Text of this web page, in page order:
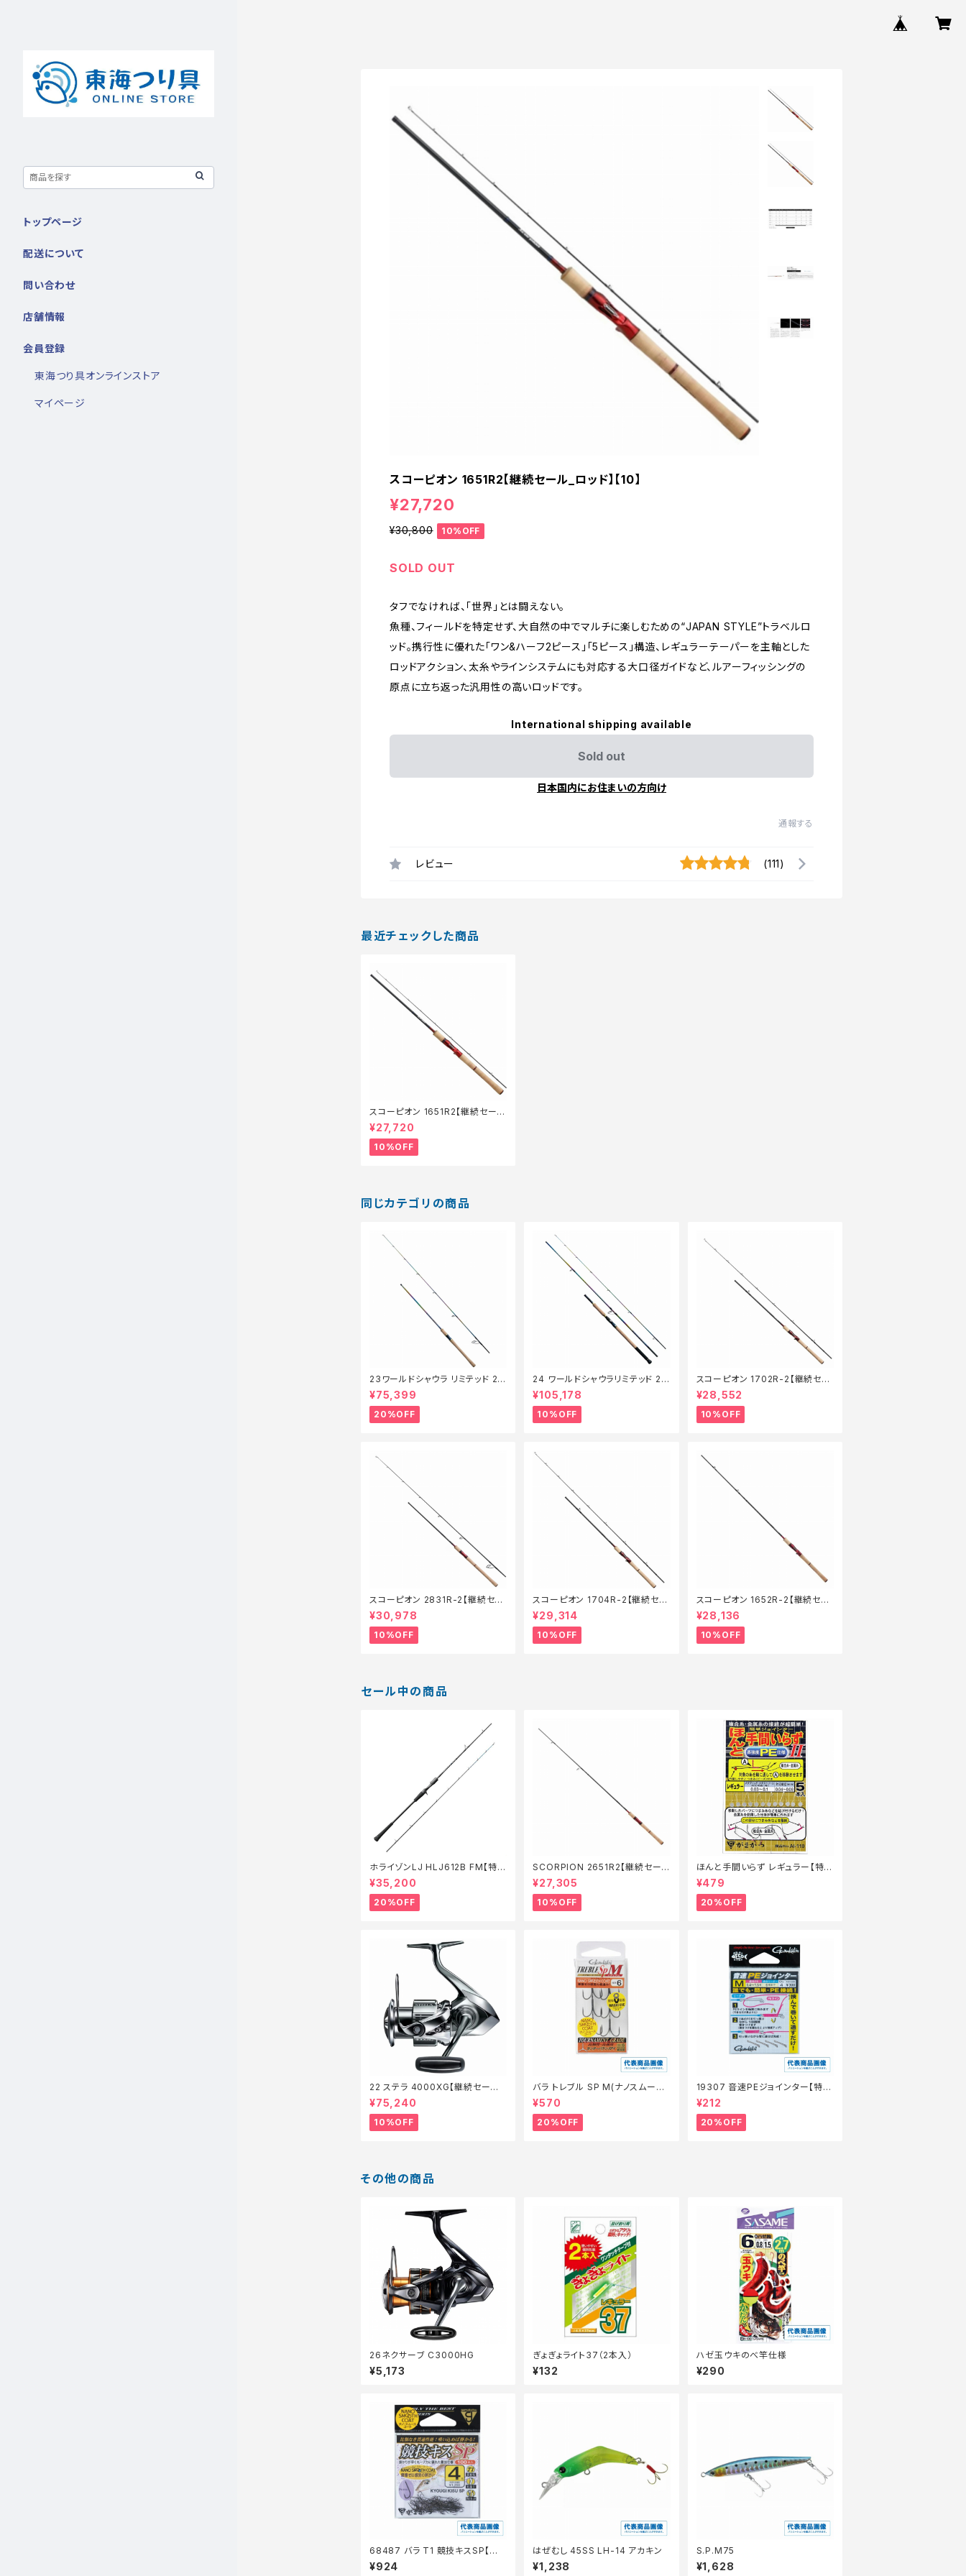
スコーピオン 1651R2【継続セール_ロッド】【10】
¥27,720
¥30,800 10%OFF
SOLD OUT
タフでなければ、「世界」とは闘えない。
魚種、フィールドを特定せず、大自然の中でマルチに楽しむための“JAPAN STYLE”トラベルロ
ッド。携行性に優れた「ワン&ハーフ2ピース」「5ピース」構造、レギュラーテーパーを主軸とした
ロッドアクション、太糸やラインシステムにも対応する大口径ガイドなど、ルアーフィッシングの
原点に立ち返った汎用性の高いロッドです。
International shipping available
Sold out
日本国内にお住まいの方向け
通報する
レビュー (111)
最近チェックした商品
スコーピオン 1651R2【継続セール
_ロッド】【10】
¥27,720
10%OFF
同じカテゴリの商品
23ワールドシャウラ リミテッド 27
03R‐2【特価竿】【20】
¥75,399
20%OFF
24 ワールドシャウラリミテッド 21
053R-3【継続セール_ロッド】【1
0】
¥105,178
10%OFF
スコーピオン 1702R-2【継続セー
ル_ロッド】【10】
¥28,552
10%OFF
スコーピオン 2831R-2【継続セー
ル_ロッド】【10】
¥30,978
10%OFF
スコーピオン 1704R-2【継続セー
ル_ロッド】【10】
¥29,314
10%OFF
スコーピオン 1652R-2【継続セー
ル_ロッド】【10】
¥28,136
10%OFF
セール中の商品
ホライゾンLJ HLJ612B FM【特価
ロッド】【20】
¥35,200
20%OFF
SCORPION 2651R2【継続セール
_ロッド】【10】
¥27,305
10%OFF
ほんと手間いらず レギュラー【特価
仕掛】【20】
¥479
20%OFF
22 ステラ 4000XG【継続セール_
リール】【10】
¥75,240
10%OFF
バラ トレブル SP M(ナノスムース
コート)【特価仕掛】【20】
¥570
20%OFF
19307 音速PEジョインター【特価
仕掛】【20】
¥212
20%OFF
その他の商品
26ネクサーブ C3000HG
¥5,173
ぎょぎょライト37（2本入）
¥132
ハゼ玉ウキのべ竿仕様
¥290
68487 バラ T1 競技キスSP【継
続セール_仕掛】
¥924
はぜむし 45SS LH-14 アカキン
¥1,238
S.P.M75
¥1,628
トップページ
配送について
問い合わせ
店舗情報
会員登録
東海つり具オンラインストア
マイページ